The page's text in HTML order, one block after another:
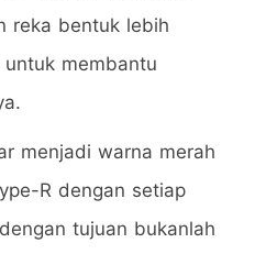
reka bentuk lebih
membantu
menjadi warna merah
R dengan setiap
tujuan bukanlah